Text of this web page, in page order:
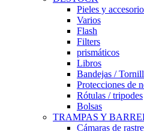
Pieles y
Varios
Flash
Filters
prismáticos
Libros
Bandejas /
Protecciones de
Rótulas / tripodes
Bolsas
TRAMPAS Y
Cámaras de